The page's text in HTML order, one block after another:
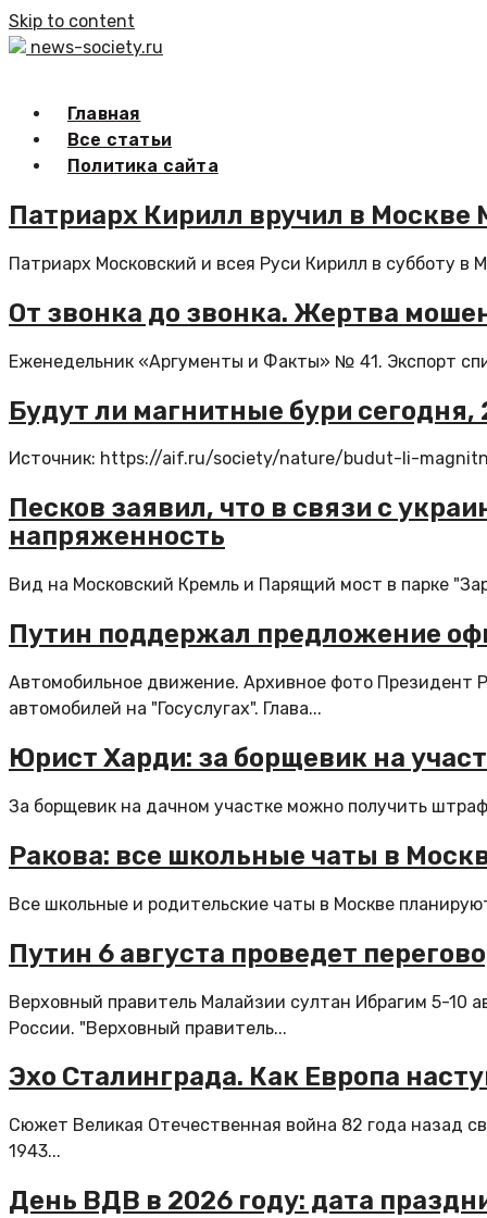
Skip to content
news-society.ru
Главная
Все статьи
Политика сайта
Патриарх Кирилл вручил в Москве
Патриарх Московский и всея Руси Кирилл в субботу
От звонка до звонка. Жертва
Еженедельник «Аргументы и Факты» № 41. Экспорт
Будут ли магнитные бури
Источник: https://aif.ru/society/nature/budut-li-
Песков заявил, что в связи с
напряженность
Вид на Московский Кремль и Парящий мост в парке
Путин поддержал предложение
Автомобильное движение. Архивное фото Президент
автомобилей на "Госуслугах". Глава...
Юрист Харди: за борщевик на
За борщевик на дачном участке можно получить
Ракова: все школьные чаты в
Все школьные и родительские чаты в Москве
Путин 6 августа проведет
Верховный правитель Малайзии султан Ибрагим 5-10
России. "Верховный правитель...
Эхо Сталинграда. Как Европа
Сюжет Великая Отечественная война 82 года назад
1943...
День ВДВ в 2026 году: дата